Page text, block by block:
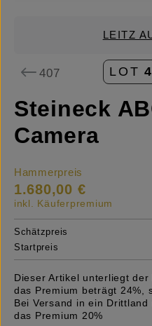
LEITZ
407 LOT
Steineck
Camera
Hammerpreis
1.680,00 €
inkl. Käuferpremium
Schätzpreis
Startpreis
Dieser Artikel unterliegt
das Premium beträgt 24%,
Bei Versand in ein
das Premium 20%